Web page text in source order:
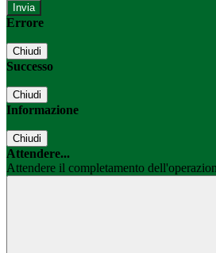
Errore
Chiudi
Successo
Chiudi
Informazione
Chiudi
Attendere...
Attendere il completamento